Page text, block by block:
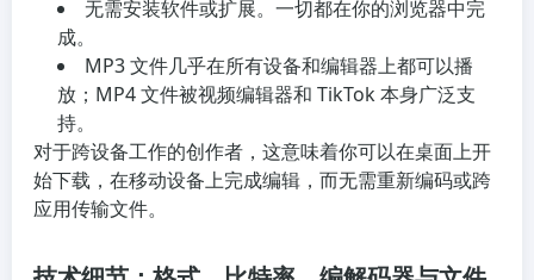
无需安装软件或扩展。一切都在你的浏览器中完
成。
MP3 文件几乎在所有设备和编辑器上都可以播
放；MP4 文件被视频编辑器和 TikTok 本身广泛支
持。
对于跨设备工作的创作者，这意味着你可以在桌面上开
始下载，在移动设备上完成编辑，而无需重新编码或跨
应用传输文件。